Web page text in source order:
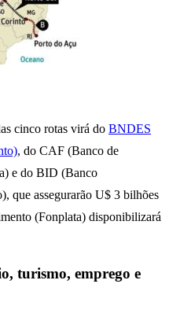
cinco rotas virá do BNDES
, do CAF (Banco de
e do BID (Banco
que assegurarão U$ 3 bilhões
(Fonplata) disponibilizará
turismo, emprego e